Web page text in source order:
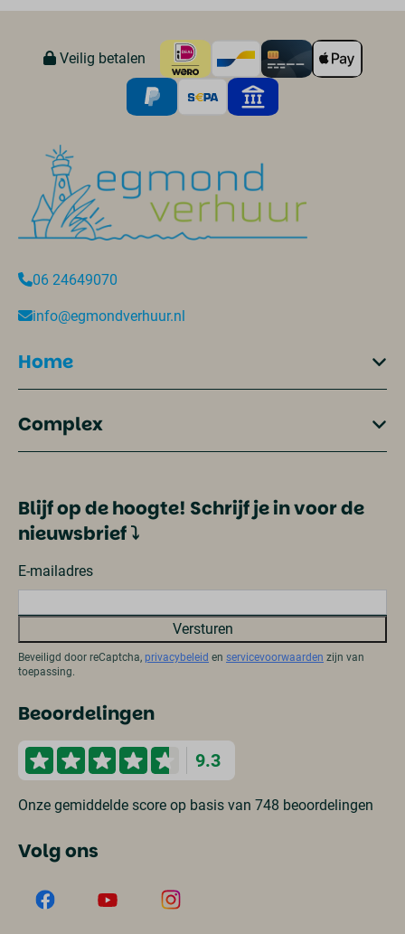
Veilig betalen
06 24649070
info@egmondverhuur.nl
Home
Complex
Blijf op de hoogte! Schrijf je in voor de
nieuwsbrief ⤵
E-mailadres
Versturen
Beveiligd door reCaptcha, privacybeleid en servicevoorwaarden zijn van
toepassing.
Beoordelingen
9.3
Onze gemiddelde score op basis van 748 beoordelingen
Volg ons